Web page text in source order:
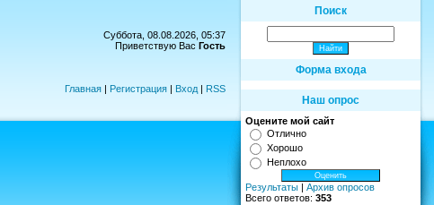
Суббота, 08.08.2026, 05:37
Приветствую Вас Гость
Главная | Регистрация | Вход | RSS
Поиск
Форма входа
Наш опрос
Оцените мой сайт
Отлично
Хорошо
Неплохо
Результаты | Архив опросов
Всего ответов: 353